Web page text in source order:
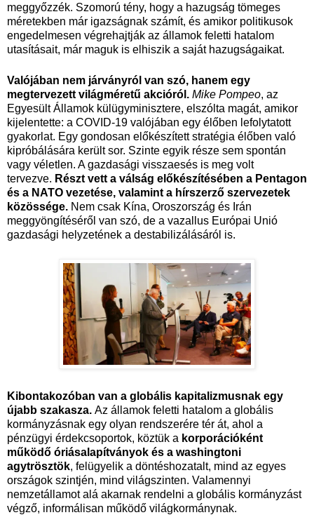
meggyőzzék. Szomorú tény, hogy a hazugság tömeges
méretekben már igazságnak számít, és amikor politikusok
engedelmesen végrehajtják az államok feletti hatalom
utasításait, már maguk is elhiszik a saját hazugságaikat.
Valójában nem járványról van szó, hanem egy
megtervezett világméretű akcióról. Mike Pompeo, az
Egyesült Államok külügyminisztere, elszólta magát, amikor
kijelentette: a COVID-19 valójában egy élőben lefolytatott
gyakorlat. Egy gondosan előkészített stratégia élőben való
kipróbálására került sor. Szinte egyik része sem spontán
vagy véletlen. A gazdasági visszaesés is meg volt
tervezve. Részt vett a válság előkészítésében a Pentagon
és a NATO vezetése, valamint a hírszerző szervezetek
közössége. Nem csak Kína, Oroszország és Irán
meggyöngítéséről van szó, de a vazallus Európai Unió
gazdasági helyzetének a destabilizálásáról is.
Kibontakozóban van a globális kapitalizmusnak egy
újabb szakasza. Az államok feletti hatalom a globális
kormányzásnak egy olyan rendszerére tér át, ahol a
pénzügyi érdekcsoportok, köztük a korporációként
működő óriásalapítványok és a washingtoni
agytrösztök, felügyelik a döntéshozatalt, mind az egyes
országok szintjén, mind világszinten. Valamennyi
nemzetállamot alá akarnak rendelni a globális kormányzást
végző, informálisan működő világkormánynak.